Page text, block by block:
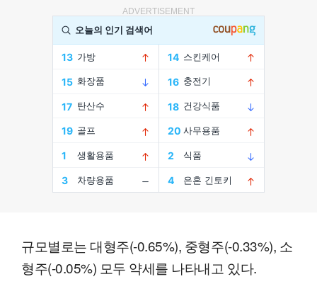
ADVERTISEMENT
규모별로는 대형주(-0.65%), 중형주(-0.33%), 소
형주(-0.05%) 모두 약세를 나타내고 있다.